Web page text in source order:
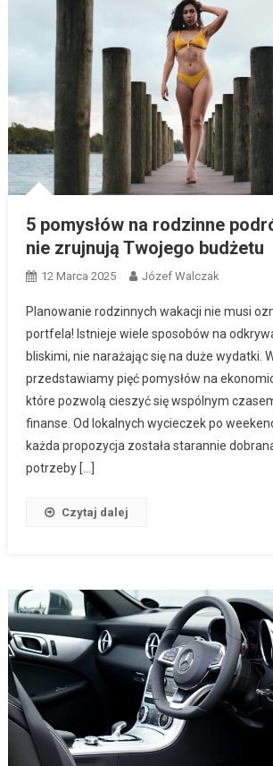
5 pomysłów na rodzinne
nie zrujnują Twojego budżetu
12 Marca 2025 Józef Walczak
Planowanie rodzinnych wakacji nie musi
portfela! Istnieje wiele sposobów na
bliskimi, nie narażając się na duże wydatki.
przedstawiamy pięć pomysłów na
które pozwolą cieszyć się wspólnym
finanse. Od lokalnych wycieczek po
każda propozycja została starannie
potrzeby […]
Czytaj dalej